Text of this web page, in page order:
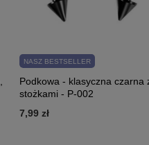
NASZ BESTSELLER
Podkowa - klasyczna czarna
stożkami - P-002
7,99 zł